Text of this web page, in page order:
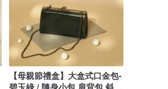
【母親節禮盒】大盒式口金包-
碧玉綠 / 隨身小包 肩背包 斜背